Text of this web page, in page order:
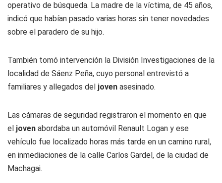
operativo de búsqueda. La madre de la víctima, de 45 años,
indicó que habían pasado varias horas sin tener novedades
sobre el paradero de su hijo.
También tomó intervención la División Investigaciones de la
localidad de Sáenz Peña, cuyo personal entrevistó a
familiares y allegados del joven asesinado.
Las cámaras de seguridad registraron el momento en que
el joven abordaba un automóvil Renault Logan y ese
vehículo fue localizado horas más tarde en un camino rural,
en inmediaciones de la calle Carlos Gardel, de la ciudad de
Machagai.